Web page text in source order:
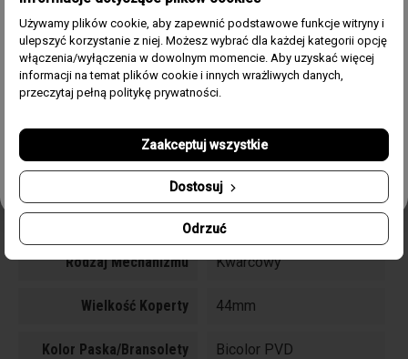
Kolor Tarczy Niebieski
Pasek/Bransoleta
Bransoleta, Bransoleta
stalowa PVD
Typ Szkła Mineralne
Funkcje
Zakręcana koronka,
Datownik, Sekundnik
Rodzaj Mechanizmu Kwarcowy
Wielkość Koperty 44mm
Kolor Paska/bransolety Bicolor PVD
Używamy plików cookie, aby zapewnić podstawowe funkcje witryny i
ulepszyć korzystanie z niej. Możesz wybrać dla każdej kategorii opcję
włączenia/wyłączenia w dowolnym momencie. Aby uzyskać więcej
informacji na temat plików cookie i innych wrażliwych danych,
przeczytaj pełną politykę prywatności.
Odrzuć
Dostosuj
Zaakceptuj wszystkie
Email
ZgodaAkceptuję regulamin i wyrażam zgodę na przetwarzanie
powyższych danych osobowych w celu otrzymywania
Odbierz swój kupon!